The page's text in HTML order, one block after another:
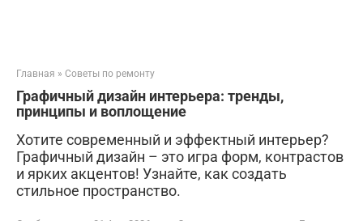
Главная » Советы по ремонту
Графичный дизайн интерьера: тренды,
принципы и воплощение
Хотите современный и эффектный интерьер?
Графичный дизайн – это игра форм, контрастов
и ярких акцентов! Узнайте, как создать
стильное пространство.